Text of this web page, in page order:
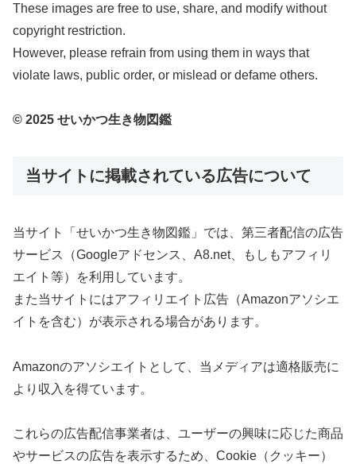
These images are free to use, share, and modify without
copyright restriction.
However, please refrain from using them in ways that
violate laws, public order, or mislead or defame others.
© 2025 せいかつ生き物図鑑
当サイトに掲載されている広告について
当サイト「せいかつ生き物図鑑」では、第三者配信の広告
サービス（Googleアドセンス、A8.net、もしもアフィリ
エイト等）を利用しています。
また当サイトにはアフィリエイト広告（Amazonアソシエ
イトを含む）が表示される場合があります。
Amazonのアソシエイトとして、当メディアは適格販売に
より収入を得ています。
これらの広告配信事業者は、ユーザーの興味に応じた商品
やサービスの広告を表示するため、Cookie（クッキー）